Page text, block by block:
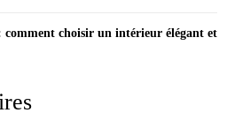
comment choisir un intérieur élégant et